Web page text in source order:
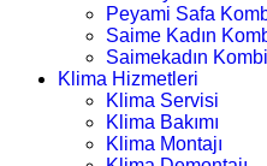
Peyami Safa
Saime Kadın
Saimekadın
Klima Hizmetleri
Klima Servisi
Klima Bakımı
Klima Montajı